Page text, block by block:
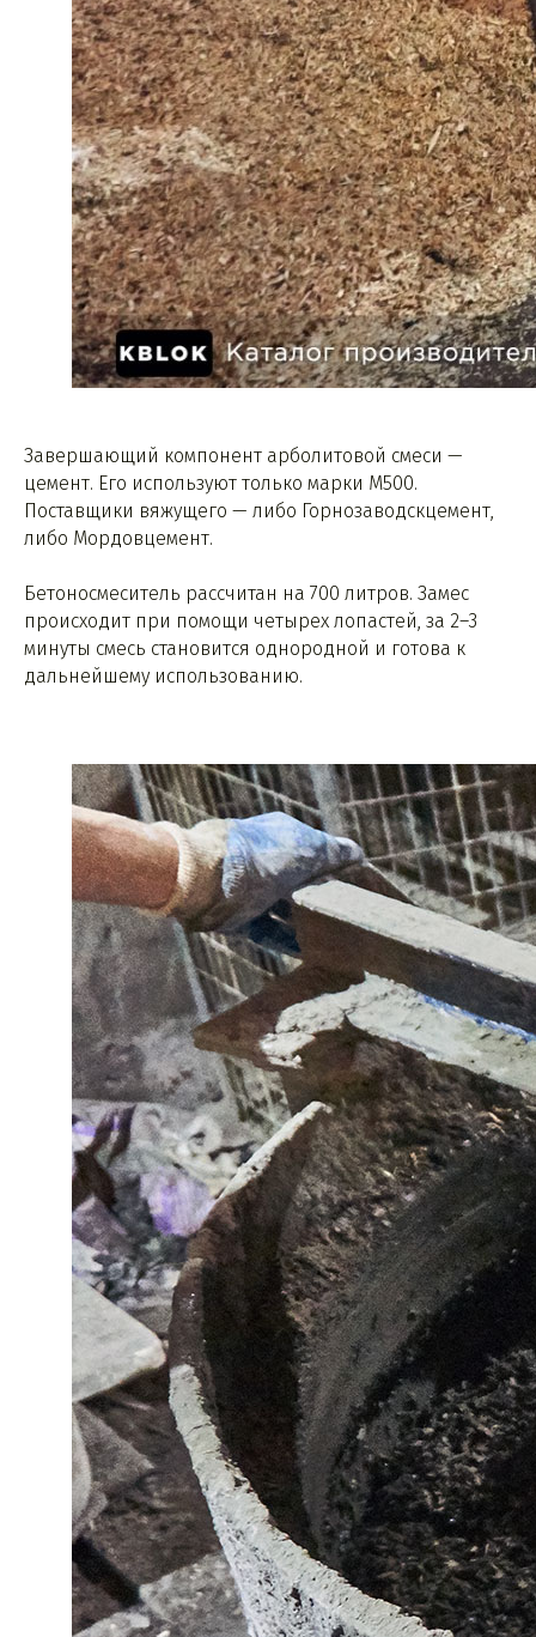
Завершающий компонент арболитовой смеси —
цемент. Его используют только марки М500.
Поставщики вяжущего — либо Горнозаводскцемент,
либо Мордовцемент.
Бетоносмеситель рассчитан на 700 литров. Замес
происходит при помощи четырех лопастей, за 2–3
минуты смесь становится однородной и готова к
дальнейшему использованию.